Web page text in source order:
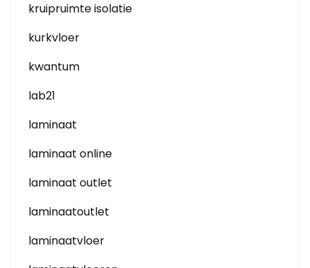
kruipruimte isolatie
kurkvloer
kwantum
lab21
laminaat
laminaat online
laminaat outlet
laminaatoutlet
laminaatvloer